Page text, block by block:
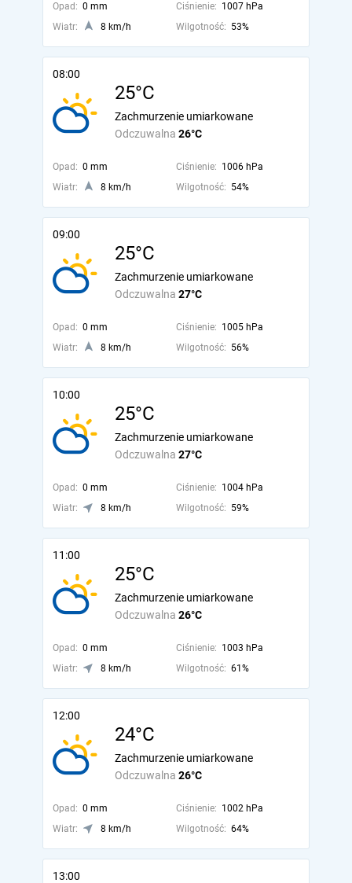
Opad: 0 mm Ciśnienie: 1007 hPa
Wiatr:
8 km/h Wilgotność: 53%
08:00
25°C
Odczuwalna 26°C
Zachmurzenie umiarkowane
Opad: 0 mm Ciśnienie: 1006 hPa
Wiatr:
8 km/h Wilgotność: 54%
09:00
25°C
Odczuwalna 27°C
Zachmurzenie umiarkowane
Opad: 0 mm Ciśnienie: 1005 hPa
Wiatr:
8 km/h Wilgotność: 56%
10:00
25°C
Odczuwalna 27°C
Zachmurzenie umiarkowane
Opad: 0 mm Ciśnienie: 1004 hPa
Wiatr:
8 km/h Wilgotność: 59%
11:00
25°C
Odczuwalna 26°C
Zachmurzenie umiarkowane
Opad: 0 mm Ciśnienie: 1003 hPa
Wiatr:
8 km/h Wilgotność: 61%
12:00
24°C
Odczuwalna 26°C
Zachmurzenie umiarkowane
Opad: 0 mm Ciśnienie: 1002 hPa
Wiatr:
8 km/h Wilgotność: 64%
13:00